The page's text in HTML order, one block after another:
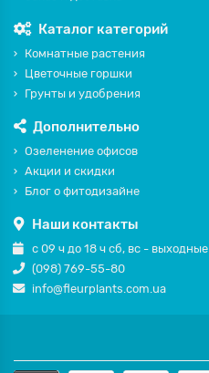
Каталог категорий
Комнатные растения
Цветочные горшки
Грунты и удобрения
Дополнительно
Озеленение офисов
Акции и скидки
Блог о фитодизайне
Наши контакты
с 09 ч до 18 ч сб, вс - выходные
(098) 769-55-80
info@fleurplants.com.ua